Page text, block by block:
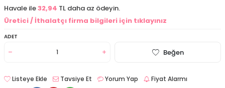
Havale ile32,94 TL daha az ödeyin.
Üretici / İthalatçı firma bilgileri için tıklayınız
ADET
Beğen
Listeye Ekle Tavsiye Et Yorum Yap Fiyat Alarmı